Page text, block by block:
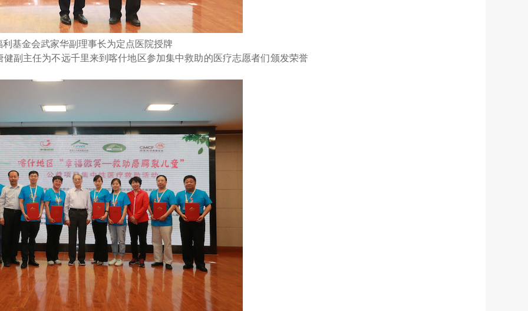
利基金会武家华副理事长为定点医院授牌
副主任为不远千里来到喀什地区参加集中救助的医疗志愿者们颁发荣誉